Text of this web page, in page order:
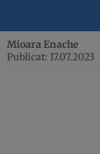
Mioara Enache
Publicat: 17.07.2023